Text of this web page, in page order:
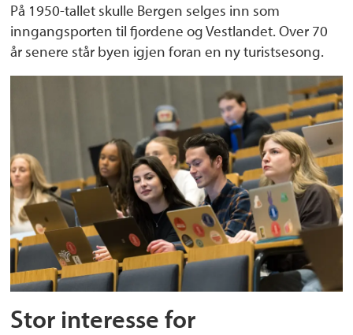
På 1950-tallet skulle Bergen selges inn som
inngangsporten til fjordene og Vestlandet. Over 70
år senere står byen igjen foran en ny turistsesong.
Stor interesse for